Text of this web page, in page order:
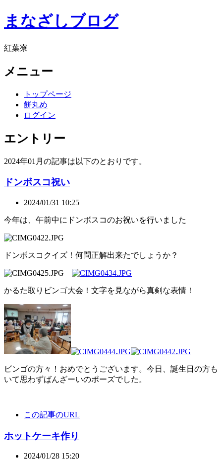
まなざしブログ
紅葉寮
メニュー
トップページ
餅丸め
ログイン
エントリー
2024年01月の記事は以下のとおりです。
ドンボスコ祝い
2024/01/31 10:25
今年は、午前中にドンボスコのお祝いを行いました
ドンボスコクイズ！何問正解出来たでしょうか？
かるた取りビンゴ大会！文字を見ながら真剣な表情！
ビンゴの方々！おめでとうございます。今日、誕生日の方も
いて思わずばんざーいのポーズでした。
この記事のURL
ホットケーキ作り
2024/01/28 15:20